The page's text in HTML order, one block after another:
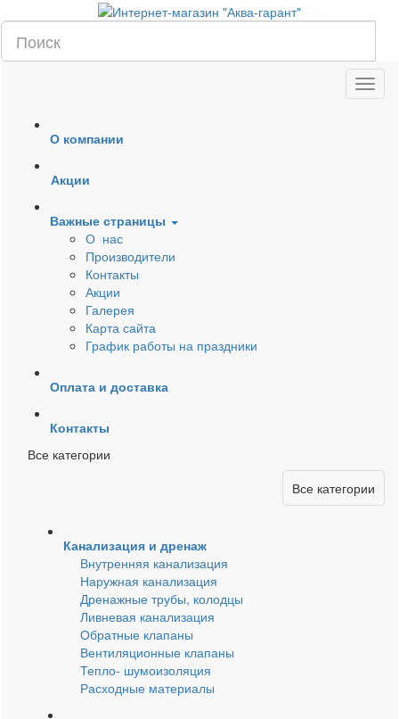
О компании
Акции
Важные страницы
О нас
Производители
Контакты
Акции
Галерея
Карта сайта
График работы на праздники
Оплата и доставка
Контакты
Все категории
Все категории
Канализация и дренаж
Внутренняя канализация
Наружная канализация
Дренажные трубы, колодцы
Ливневая канализация
Обратные клапаны
Вентиляционные клапаны
Тепло- шумоизоляция
Расходные материалы